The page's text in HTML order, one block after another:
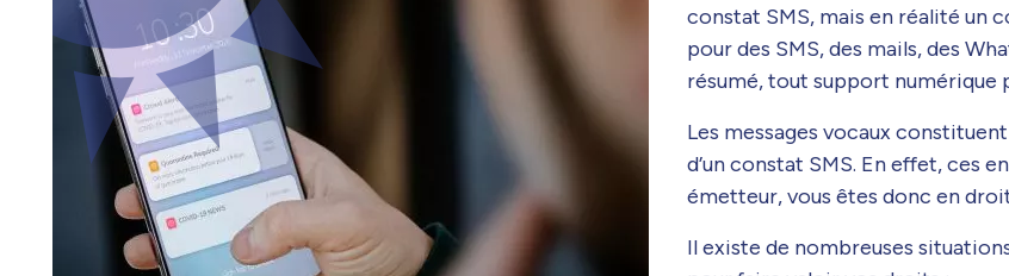
constat SMS, mais en réalité un
pour des SMS, des mails, des
résumé, tout support
Les messages vocaux
d’un constat SMS. En effet, ces
émetteur, vous êtes donc en
Il existe de nombreuses